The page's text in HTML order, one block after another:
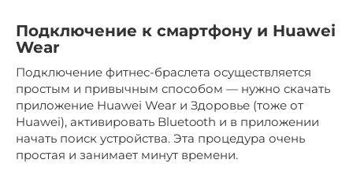
Подключение к смартфону и Huawei
Wear
Подключение фитнес-браслета осуществляется
простым и привычным способом — нужно скачать
приложение Huawei Wear и Здоровье (тоже от
Huawei), активировать Bluetooth и в приложении
начать поиск устройства. Эта процедура очень
простая и занимает минут времени.